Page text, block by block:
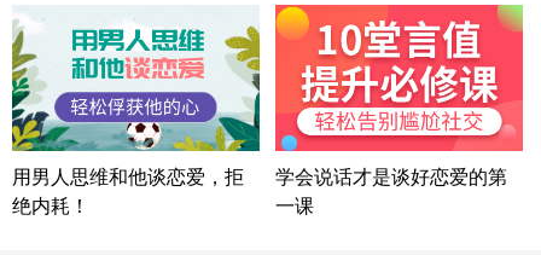
湖南-长沙 187****3359
18分钟前
微信用户 超 通过此页面咨询，已获得专属情感方案
福建-厦门 159****4462
53分钟前
感方案
山东-青岛 138****9975
用男人思维和他谈恋爱，拒
绝内耗！
学会说话才是谈好恋爱的第
一课